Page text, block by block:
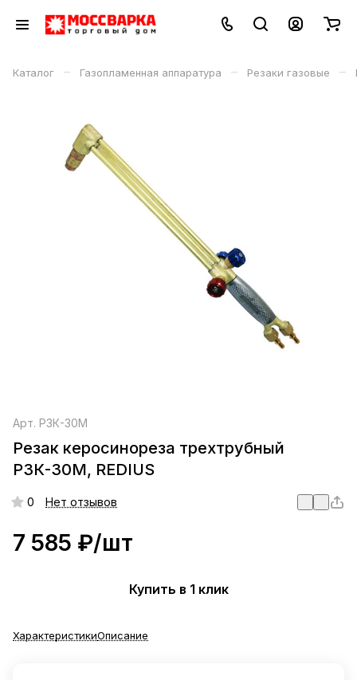
Каталог – Газопламенная аппаратура – Резаки газовые –
Арт. Р3К-30М
Резак керосинореза трехтрубный
Р3К-30М, REDIUS
0 Нет отзывов
7 585 ₽/шт
Купить в 1 клик
ХарактеристикиОписание